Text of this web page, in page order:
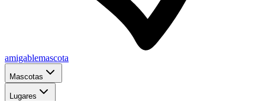
amigablemascota
Mascotas
Lugares